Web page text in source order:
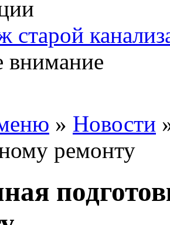
старой
внимание
» Новости
ремонту